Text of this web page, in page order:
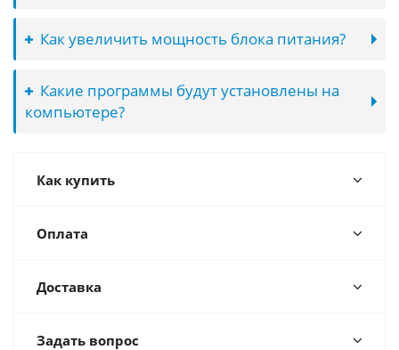
Как увеличить мощность блока питания?
Какие программы будут установлены на
компьютере?
Как купить
Оплата
Доставка
Задать вопрос